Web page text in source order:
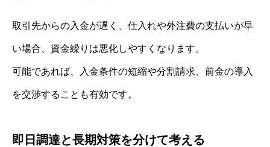
取引先からの入金が遅く、仕入れや外注費の支払いが早
い場合、資金繰りは悪化しやすくなります。
可能であれば、入金条件の短縮や分割請求、前金の導入
を交渉することも有効です。
即日調達と長期対策を分けて考える